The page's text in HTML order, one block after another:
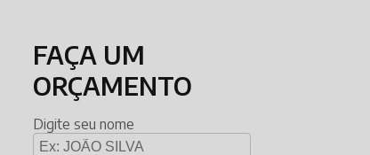
FAÇA UM
ORÇAMENTO
Digite seu nome